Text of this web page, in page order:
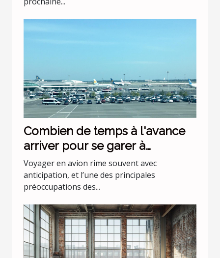
Combien de temps à l'avance
arriver pour se garer à
l'aéroport Lyon Saint Exupéry ?
Voyager en avion rime souvent avec
anticipation, et l’une des principales
préoccupations des...